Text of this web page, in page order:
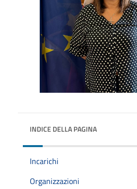
INDICE DELLA PAGINA
Incarichi
Organizzazioni